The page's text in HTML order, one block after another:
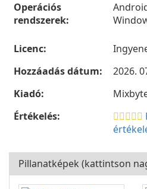
Operációs
rendszerek:
Licenc:
Hozzáadás dátum:
2026.
Kiadó:
Értékelés:
Pillanatképek (kattintson